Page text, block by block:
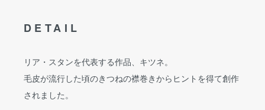
DETAIL
リア・スタンを代表する作品、キツネ。
毛皮が流行した頃のきつねの襟巻きからヒントを得て創作
されました。